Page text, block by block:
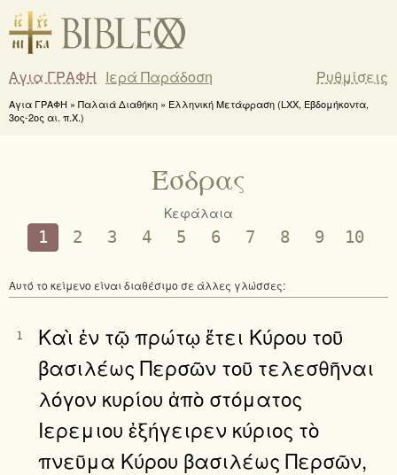
Αγια ΓΡΑΦΗ Ιερά Παράδοση Ρυθμίσεις
Αγια ΓΡΑΦΗ » Παλαιά Διαθήκη » Ελληνική Μετάφραση (LXX, Εβδομήκοντα,
3ος-2ος αι. π.Χ.)
Έσδρας
Κεφάλαια
1 2 3 4 5 6 7 8 9 10
Αυτό το κείμενο είναι διαθέσιμο σε άλλες γλώσσες:
1
Καὶ ἐν τῷ πρώτῳ ἔτει Κύρου τοῦ
βασιλέως Περσῶν τοῦ τελεσθῆναι
λόγον κυρίου ἀπὸ στόματος
Ιερεμιου ἐξήγειρεν κύριος τὸ
πνεῦμα Κύρου βασιλέως Περσῶν,